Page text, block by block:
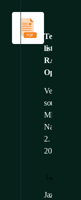
Technický
list:
RAMOS
Optimax
Technické
listy
Velikost
souboru: 2,21
MB
Nahráno: 17.
2.
2025
Jazykové